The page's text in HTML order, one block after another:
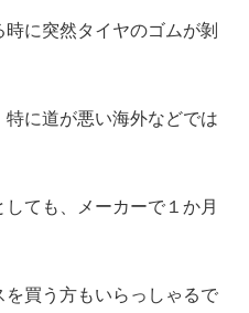
に突然タイヤのゴムが剝
に道が悪い海外などでは
ても、メーカーで１か月
買う方もいらっしゃるで